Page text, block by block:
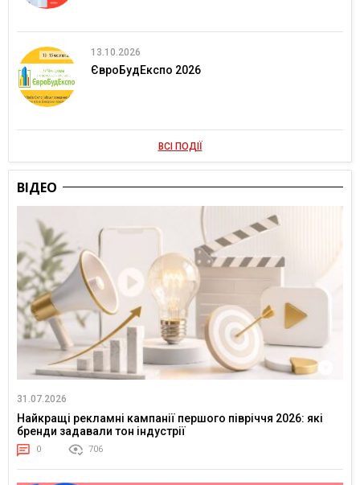
13.10.2026
ЄвроБудЕкспо 2026
ВСІ ПОДІЇ
ВІДЕО
31.07.2026
Найкращі рекламні кампанії першого півріччя 2026: які
бренди задавали тон індустрії
0 706